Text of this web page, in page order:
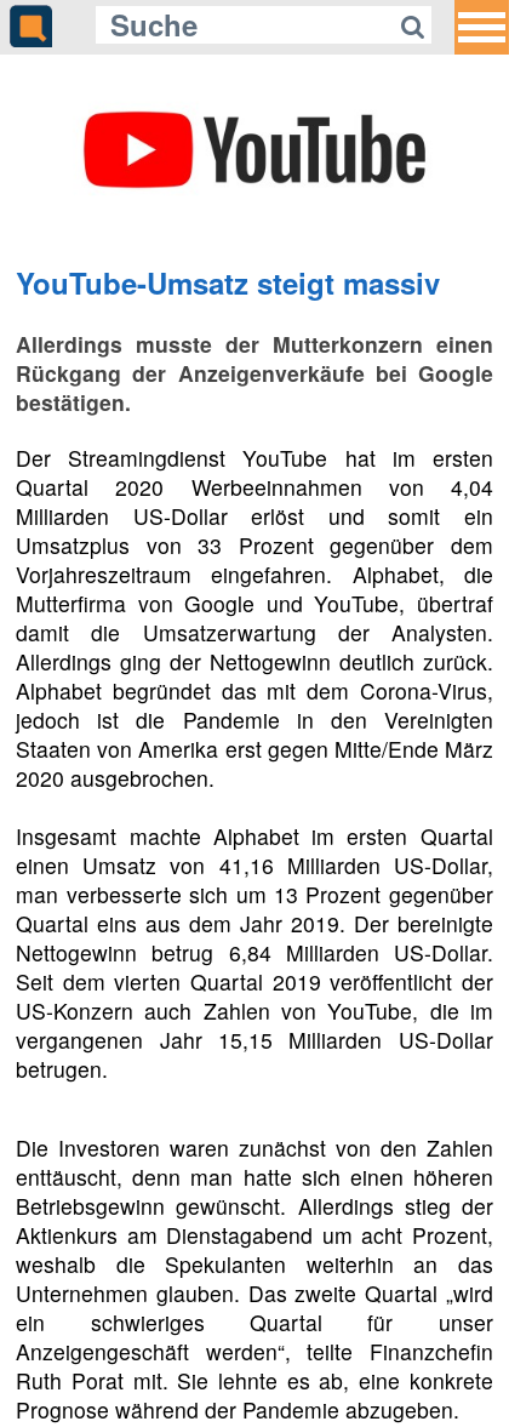
Gleich auf Quotenmeter:
Richard Madden kämpft im
Krankenhaus um das Leben des
Premierministers
YouTube-Umsatz steigt massiv
Allerdings musste der Mutterkonzern einen
Rückgang der Anzeigenverkäufe bei Google
bestätigen.
Der Streamingdienst YouTube hat im ersten
Quartal 2020 Werbeeinnahmen von 4,04
Milliarden US-Dollar erlöst und somit ein
Umsatzplus von 33 Prozent gegenüber dem
Vorjahreszeitraum eingefahren. Alphabet, die
Mutterfirma von Google und YouTube, übertraf
damit die Umsatzerwartung der Analysten.
Allerdings ging der Nettogewinn deutlich zurück.
Alphabet begründet das mit dem Corona-Virus,
jedoch ist die Pandemie in den Vereinigten
Staaten von Amerika erst gegen Mitte/Ende März
2020 ausgebrochen.
Insgesamt machte Alphabet im ersten Quartal
einen Umsatz von 41,16 Milliarden US-Dollar,
man verbesserte sich um 13 Prozent gegenüber
Quartal eins aus dem Jahr 2019. Der bereinigte
Nettogewinn betrug 6,84 Milliarden US-Dollar.
Seit dem vierten Quartal 2019 veröffentlicht der
US-Konzern auch Zahlen von YouTube, die im
vergangenen Jahr 15,15 Milliarden US-Dollar
betrugen.
Die Investoren waren zunächst von den Zahlen
enttäuscht, denn man hatte sich einen höheren
Betriebsgewinn gewünscht. Allerdings stieg der
Aktienkurs am Dienstagabend um acht Prozent,
weshalb die Spekulanten weiterhin an das
Unternehmen glauben. Das zweite Quartal „wird
ein schwieriges Quartal für unser
Anzeigengeschäft werden“, teilte Finanzchefin
Ruth Porat mit. Sie lehnte es ab, eine konkrete
Prognose während der Pandemie abzugeben.